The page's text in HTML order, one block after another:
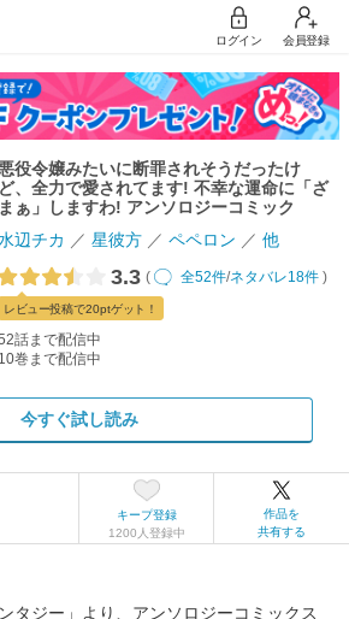
ログイン 会員登録
役令嬢みたいに断罪されそうだったけ
ど、全力で愛されてます! 不幸な運命に「ざ
まぁ」しますわ! アンソロジーコミック
辺チカ
星彼方 ペペロン 他
3.3 ( 全52件/ネタバレ18件 )
レビュー投稿で20ptゲット！
話まで配信中
10巻まで配信中
今すぐ試し読み
キープ登録
1200人登録中
作品を
共有する
タジー」より、アンソロジーコミックス